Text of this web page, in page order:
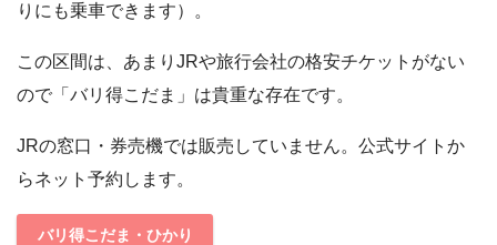
りにも乗車できます）。
この区間は、あまりJRや旅行会社の格安チケットがない
ので「バリ得こだま」は貴重な存在です。
JRの窓口・券売機では販売していません。公式サイトか
らネット予約します。
バリ得こだま・ひかり